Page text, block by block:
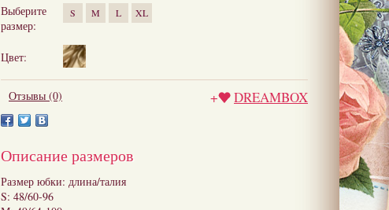
Выберите
размер:
S M L XL
Цвет:
Отзывы (0) + DREAMBOX
Описание размеров
Размер юбки: длина/талия
S: 48/60-96